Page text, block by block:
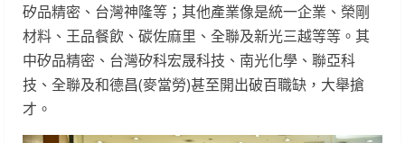
矽品精密、台灣神隆等；其他產業像是統一企業、榮剛
材料、王品餐飲、碳佐麻里、全聯及新光三越等等。其
中矽品精密、台灣矽科宏晟科技、南光化學、聯亞科
技、全聯及和德昌(麥當勞)甚至開出破百職缺，大舉搶
才。